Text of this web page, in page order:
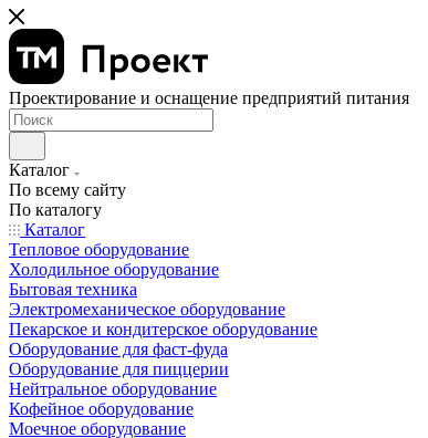
Проектирование и оснащение предприятий питания
Каталог
По всему сайту
По каталогу
Каталог
Тепловое оборудование
Холодильное оборудование
Бытовая техника
Электромеханическое оборудование
Пекарское и кондитерское оборудование
Оборудование для фаст-фуда
Оборудование для пиццерии
Нейтральное оборудование
Кофейное оборудование
Моечное оборудование